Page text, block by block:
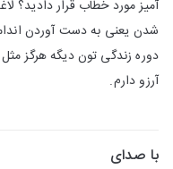
آمیز مورد خطاب قرار دادید؟
شدن یعنی به دست آوردن
دوره زندگی تون دیگه هرگز
آرزو دارم.
با صدای